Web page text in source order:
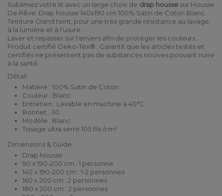
Sublimez votre lit avec un large choix de drap housse sur Housse
De Rêve. Drap housse 140x190 cm 100% Satin de Coton Blanc.
Teinture Grand teint, pour une très grande résistance au lavage,
à la lumière et à l'usure.
Laver et repasser sur l'envers afin de protéger les couleurs
Produit certifié Oeko-Tex® : Garantit que les articles testés et
certifiés ne présentent pas de substances nocives pouvant nuire
à la santé.
Détail
Matière : 100% Satin de Coton
Couleur : Blanc
Entretien : Lavable en machine à 40°C
Bonnet : 30
Modèle : Blanc
Tissage ultra serré 105 fils /cm²
Dimensions & Guide
Drap housse
90 x 190-200 cm : 1 personne
140 x 190-200 cm : 1-2 personnes
160 x 200 cm : 2 personnes
180 x 200 cm : 2 personnes